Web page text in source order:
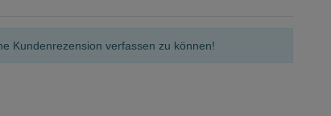
Kundenrezension verfassen zu können!